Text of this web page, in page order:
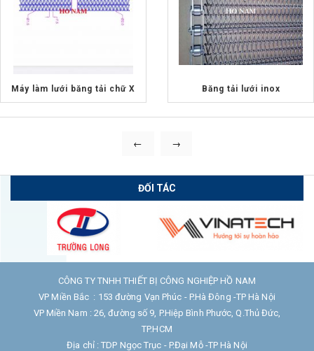
Máy làm lưới băng tải chữ X Băng tải lưới inox
← →
ĐỐI TÁC
CÔNG TY TNHH THIẾT BỊ CÔNG NGHIỆP HỒ NAM
VP Miền Bắc : 153 đường Vạn Phúc - P.Hà Đông -TP Hà Nội
VP Miền Nam : 26, đường số 9, P.Hiệp Bình Phước, Q.Thủ Đức,
TP.HCM
Địa chỉ : TDP Ngọc Trục - P.Đại Mỗ -TP Hà Nội